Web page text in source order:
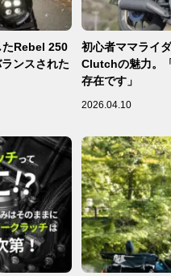
たRebel 250
ンスされた
初心者ママライ
Clutchの魅力。
存在です」
2026.04.10